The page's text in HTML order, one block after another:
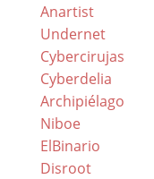
Anartist
Undernet
Cybercirujas
Cyberdelia
Archipiélago
Niboe
ElBinario
Disroot